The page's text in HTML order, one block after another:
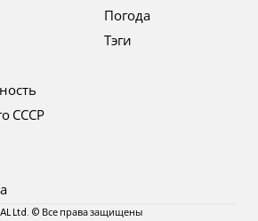
СССР
Погода
Тэги
Ltd. © Все права защищены